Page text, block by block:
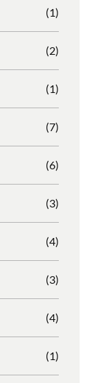
(1)
(2)
(1)
(7)
(6)
(3)
(4)
(3)
(4)
(1)